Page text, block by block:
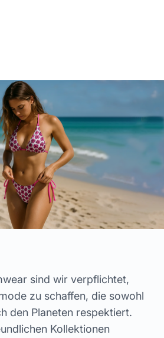
sind wir verpflichtet,
zu schaffen, die sowohl
den Planeten respektiert.
Kollektionen